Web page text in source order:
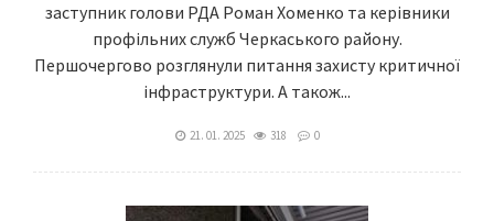
заступник голови РДА Роман Хоменко та керівники
профільних служб Черкаського району.
Першочергово розглянули питання захисту критичної
інфраструктури. А також...
21. 01. 2025 318 0